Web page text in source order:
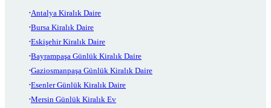
Antalya Kiralık Daire
Bursa Kiralık Daire
Eskişehir Kiralık Daire
Bayrampaşa Günlük Kiralık Daire
Gaziosmanpaşa Günlük Kiralık Daire
Esenler Günlük Kiralık Daire
Mersin Günlük Kiralık Ev